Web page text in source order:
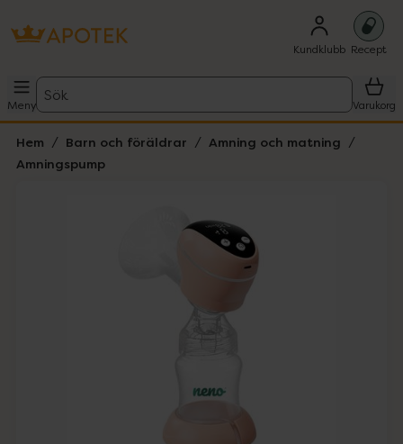
Kundklubb Recept
Meny
Sök
Varukorg
Hem Barn och föräldrar
Amning och matning
Amningspump
Lista: . Innehåller 2 objekt.